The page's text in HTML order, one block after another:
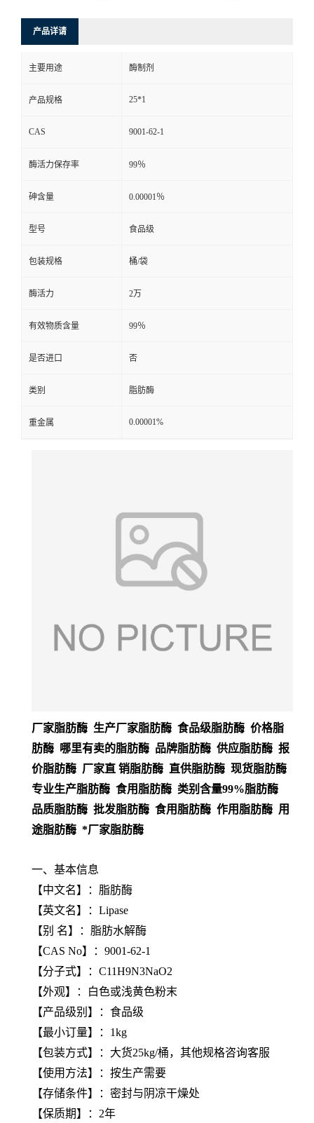
产品详请
主要用途 酶制剂
产品规格 25*1
CAS 9001-62-1
酶活力保存率 99％
砷含量 0.00001％
型号 食品级
包装规格 桶/袋
酶活力 2万
有效物质含量 99％
是否进口 否
类别 脂肪酶
重金属 0.00001%
厂家脂肪酶 生产厂家脂肪酶 食品级脂肪酶 价格脂
肪酶 哪里有卖的脂肪酶 品牌脂肪酶 供应脂肪酶 报
价脂肪酶 厂家直 销脂肪酶 直供脂肪酶 现货脂肪酶
专业生产脂肪酶 食用脂肪酶 类别含量99%脂肪酶
品质脂肪酶 批发脂肪酶 食用脂肪酶 作用脂肪酶 用
途脂肪酶 *厂家脂肪酶
一、基本信息
【中文名】：脂肪酶
【英文名】：Lipase
【别 名】：脂肪水解酶
【CAS No】：9001-62-1
【分子式】：C11H9N3NaO2
【外观】：白色或浅黄色粉末
【产品级别】：食品级
【最小订量】：1kg
【包装方式】：大货25kg/桶，其他规格咨询客服
【使用方法】：按生产需要
【存储条件】：密封与阴凉干燥处
【保质期】：2年